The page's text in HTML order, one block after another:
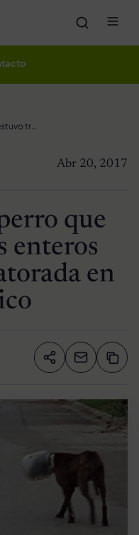
Rescatan a un perro que estuvo tres días enteros con su cabeza atorada en un frasco plástico
Abr 20, 2017
que
enteros
en
Compartir